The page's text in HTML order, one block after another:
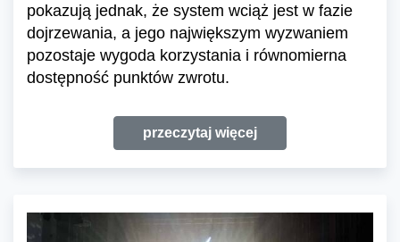
pokazują jednak, że system wciąż jest w fazie
dojrzewania, a jego największym wyzwaniem
pozostaje wygoda korzystania i równomierna
dostępność punktów zwrotu.
przeczytaj więcej